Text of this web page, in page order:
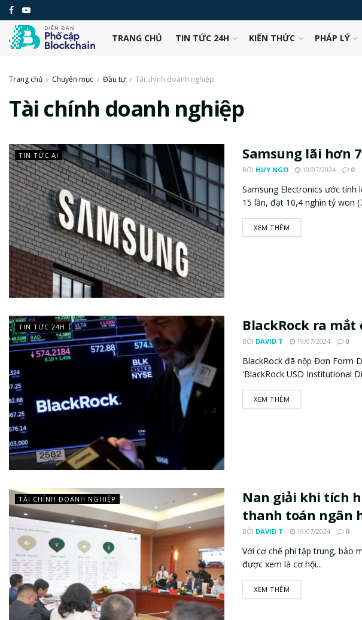
TRANG CHỦ TIN TỨC 24H KIẾN THỨC PHÁP LÝ
Trang chủ Chuyên mục Đầu tư Tài chính doanh nghiệp
Tài chính doanh nghiệp
TIN TỨC AI Samsung lãi hơn
BỞI HUY NGO 19/07/2024 0
Samsung Electronics ước
15 lần, đạt 10,4 nghìn tỷ won
XEM THÊM
TIN TỨC 24H BlackRock ra
BỞI DAVID T 19/07/2024 0
BlackRock đã nộp Đơn Form
'BlackRock USD Institutional
XEM THÊM
TÀI CHÍNH DOANH NGHIỆP
Nan giải khi tích
thanh toán ngân
BỞI DAVID T 19/07/2024 0
Với cơ chế phi tập trung, bảo
được xem là cơ hội...
XEM THÊM